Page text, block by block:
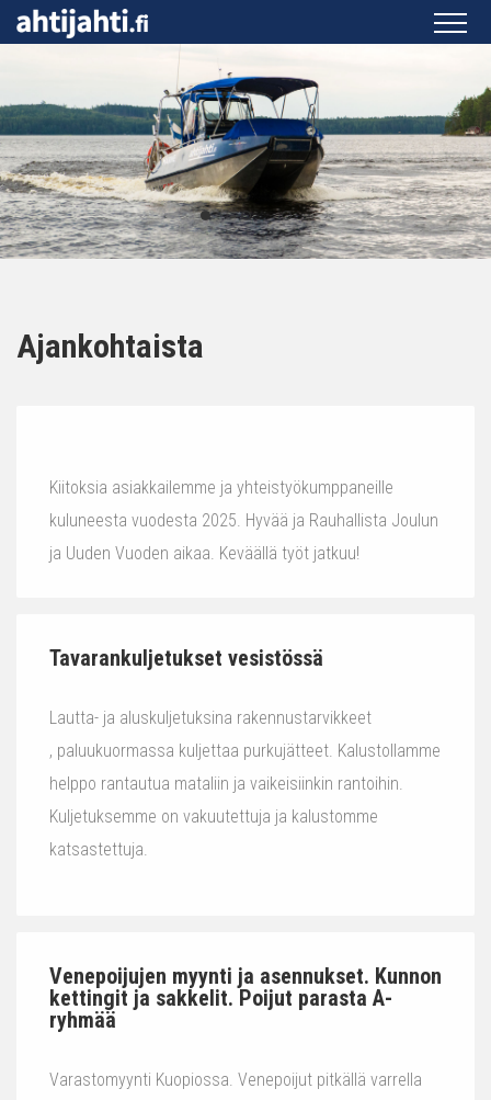
Ajankohtaista
Kiitoksia asiakkailemme ja yhteistyökumppaneille
kuluneesta vuodesta 2025. Hyvää ja Rauhallista Joulun
ja Uuden Vuoden aikaa. Keväällä työt jatkuu!
Tavarankuljetukset vesistössä
Lautta- ja aluskuljetuksina rakennustarvikkeet
, paluukuormassa kuljettaa purkujätteet. Kalustollamme
helppo rantautua mataliin ja vaikeisiinkin rantoihin.
Kuljetuksemme on vakuutettuja ja kalustomme
katsastettuja.
Venepoijujen myynti ja asennukset. Kunnon
kettingit ja sakkelit. Poijut parasta A-
ryhmää
Varastomyynti Kuopiossa. Venepoijut pitkällä varrella